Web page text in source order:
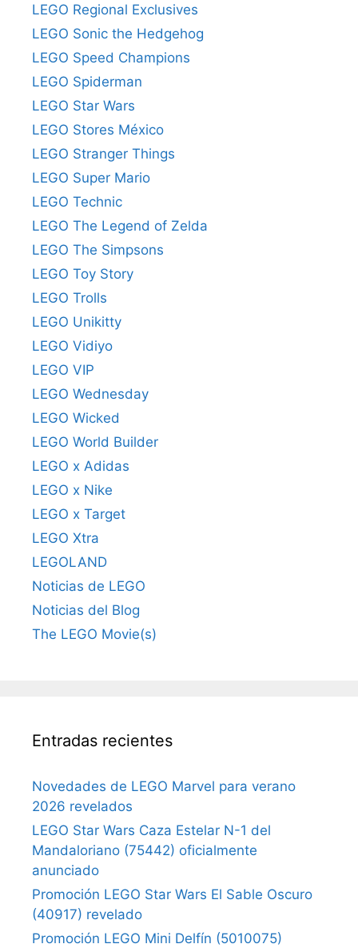
LEGO Regional Exclusives
LEGO Sonic the Hedgehog
LEGO Speed Champions
LEGO Spiderman
LEGO Star Wars
LEGO Stores México
LEGO Stranger Things
LEGO Super Mario
LEGO Technic
LEGO The Legend of Zelda
LEGO The Simpsons
LEGO Toy Story
LEGO Trolls
LEGO Unikitty
LEGO Vidiyo
LEGO VIP
LEGO Wednesday
LEGO Wicked
LEGO World Builder
LEGO x Adidas
LEGO x Nike
LEGO x Target
LEGO Xtra
LEGOLAND
Noticias de LEGO
Noticias del Blog
The LEGO Movie(s)
Entradas recientes
Novedades de LEGO Marvel para verano
2026 revelados
LEGO Star Wars Caza Estelar N-1 del
Mandaloriano (75442) oficialmente
anunciado
Promoción LEGO Star Wars El Sable Oscuro
(40917) revelado
Promoción LEGO Mini Delfín (5010075)